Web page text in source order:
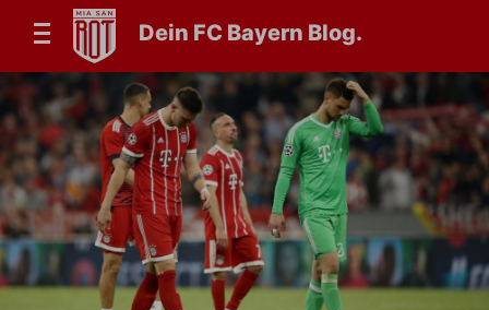
Dein FC Bayern Blog.